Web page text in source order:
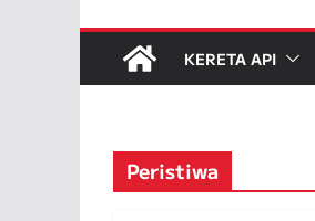
KERETA API
Peristiwa